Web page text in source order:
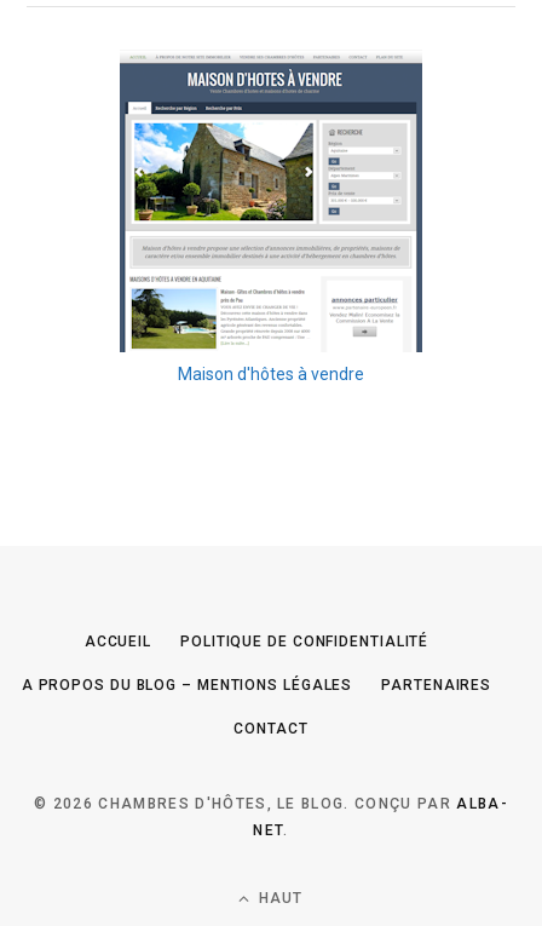
Maison d'hôtes à vendre
ACCUEIL POLITIQUE DE CONFIDENTIALITÉ
A PROPOS DU BLOG – MENTIONS LÉGALES PARTENAIRES
CONTACT
© 2026 CHAMBRES D'HÔTES, LE BLOG. CONÇU PARALBA-
NET.
HAUT